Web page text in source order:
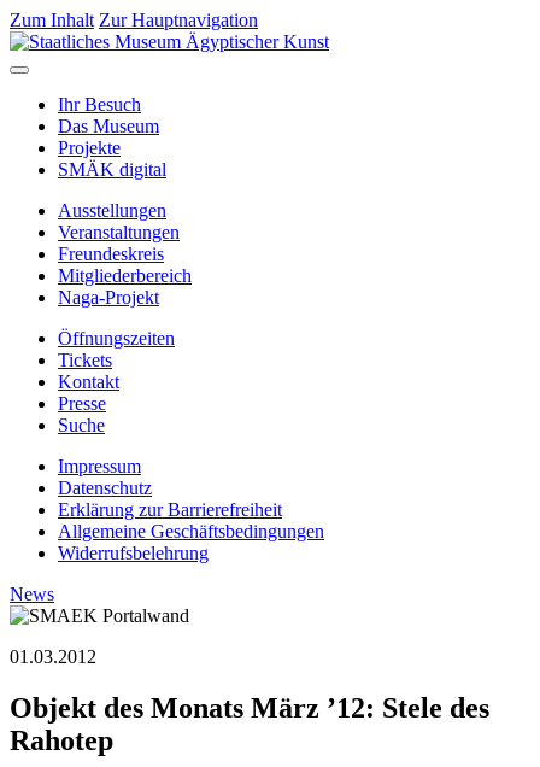
Zum Inhalt Zur Hauptnavigation
Ihr Besuch
Das Museum
Projekte
SMÄK digital
Ausstellungen
Veranstaltungen
Freundeskreis
Mitgliederbereich
Naga-Projekt
Öffnungszeiten
Tickets
Kontakt
Presse
Suche
Impressum
Datenschutz
Erklärung zur Barrierefreiheit
Allgemeine Geschäftsbedingungen
Widerrufsbelehrung
News
01.03.2012
Objekt des Monats März ’12: Stele des
Rahotep